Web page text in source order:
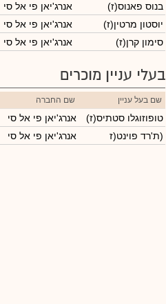
בנוס פאנוס(ז)
אנרג'יאן פי אל סי
יוסטון מרטין(ז)
אנרג'יאן פי אל סי
סימון קרן(ז)
אנרג'יאן פי אל סי
בעלי עניין מוכרים
שם בעל עניין שם החברה
טופוזוגלו סטתיס(ז) אנרג'יאן פי אל סי
(ת'רד פוינט(ז
אנרג'יאן פי אל סי